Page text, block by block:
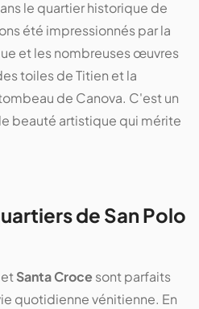
le quartier historique de
été impressionnés par la
et les nombreuses œuvres
toiles de Titien et la
de Canova. C'est un
beauté artistique qui mérite
de San Polo
et Santa Crocesont parfaits
quotidienne vénitienne. En